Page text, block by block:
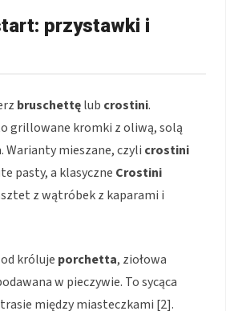
przystawki i
bruschettęlub crostini.
grillowane kromki z oliwą, solą
Warianty mieszane, czyli crostini
pasty, a klasyczne Crostini
z wątróbek z kaparami i
króluje porchetta, ziołowa
w pieczywie. To sycąca
między miasteczkami [2].